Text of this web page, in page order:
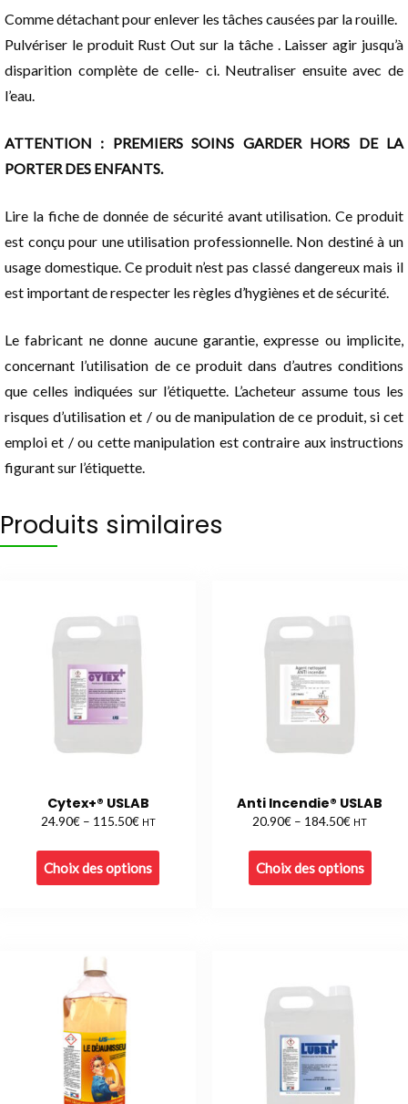
Comme détachant pour enlever les tâches causées par la rouille.
Pulvériser le produit Rust Out sur la tâche . Laisser agir jusqu’à
disparition complète de celle- ci. Neutraliser ensuite avec de
l’eau.
ATTENTION : PREMIERS SOINS GARDER HORS DE LA
PORTER DES ENFANTS.
Lire la fiche de donnée de sécurité avant utilisation. Ce produit
est conçu pour une utilisation professionnelle. Non destiné à un
usage domestique. Ce produit n’est pas classé dangereux mais il
est important de respecter les règles d’hygiènes et de sécurité.
Le fabricant ne donne aucune garantie, expresse ou implicite,
concernant l’utilisation de ce produit dans d’autres conditions
que celles indiquées sur l’étiquette. L’acheteur assume tous les
risques d’utilisation et / ou de manipulation de ce produit, si cet
emploi et / ou cette manipulation est contraire aux instructions
figurant sur l’étiquette.
Produits similaires
Cytex+® USLAB
24.90€– 115.50€ HT
Choix des options
Anti Incendie® USLAB
20.90€ – 184.50€ HT
Choix des options